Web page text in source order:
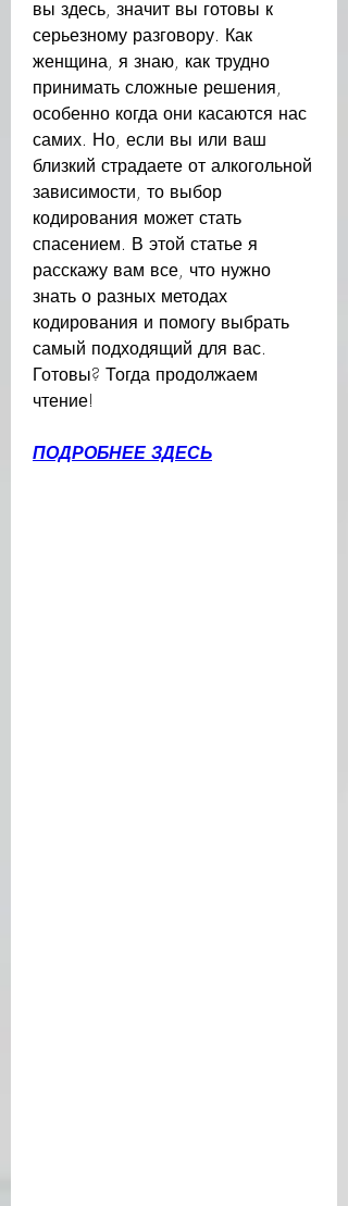
вы здесь, значит вы готовы к
серьезному разговору. Как
женщина, я знаю, как трудно
принимать сложные решения,
особенно когда они касаются нас
самих. Но, если вы или ваш
близкий страдаете от алкогольной
зависимости, то выбор
кодирования может стать
спасением. В этой статье я
расскажу вам все, что нужно
знать о разных методах
кодирования и помогу выбрать
самый подходящий для вас.
Готовы? Тогда продолжаем
чтение!
ПОДРОБНЕЕ ЗДЕСЬ